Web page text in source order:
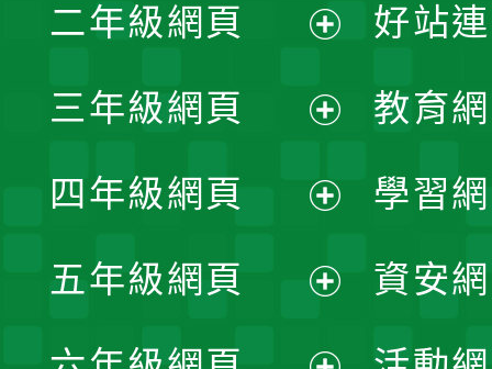
開
選
單
二年級網頁
開
選
單
三年級網頁
開
選
單
四年級網頁
開
五年級網頁
好站
教育
學習
資安